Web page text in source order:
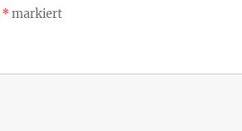
*markiert